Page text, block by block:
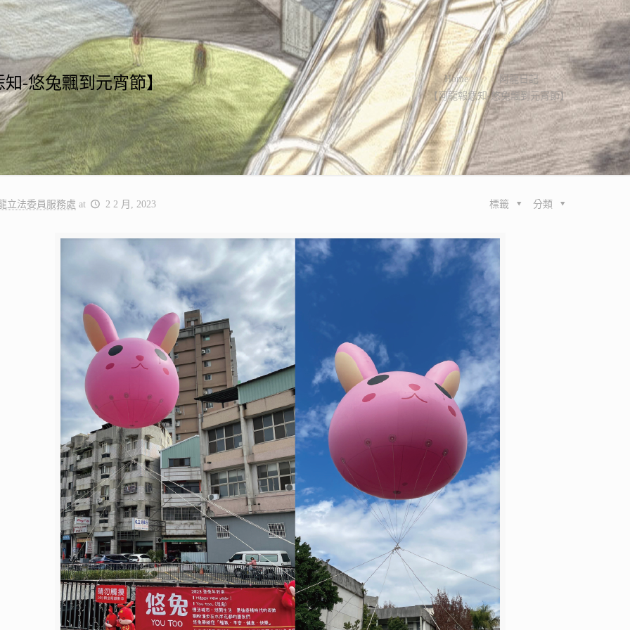
知-悠兔飄到元宵節】 Home
阿龍日記
【阿龍報恁知-悠兔飄到元宵節】
立法委員服務處 at 2 2 月, 2023 分類
標籤